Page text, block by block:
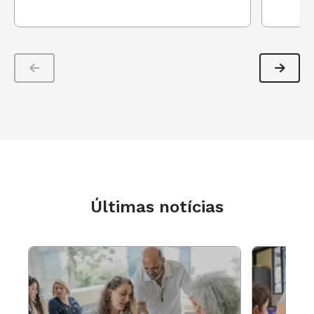
Três olhares sobre a história
critérios para definir o que é relevante e os
fatos variam segundo a corrente teórica
adotada.
Há três linhas principais. A mais antiga, do
Últimas notícias